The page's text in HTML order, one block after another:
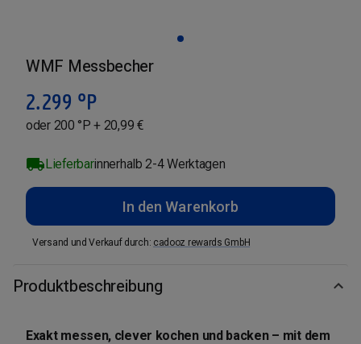
WMF Messbecher
2.299 °P
oder 200 °P + 20,99 €
Lieferbarinnerhalb 2-4 Werktagen
In den Warenkorb
Versand und Verkauf durch: cadooz rewards GmbH
Produktbeschreibung
Exakt messen, clever kochen und backen – mit dem